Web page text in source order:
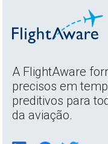
A FlightAware
precisos em
preditivos para
da aviação.